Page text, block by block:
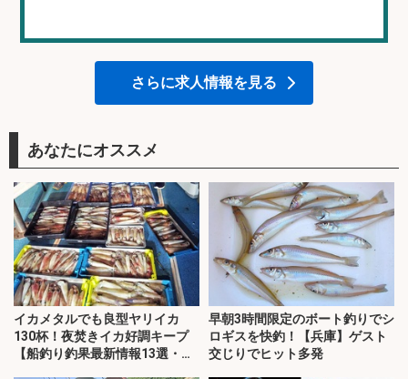
さらに求人情報を見る
あなたにオススメ
イカメタルでも良型ヤリイカ
130杯！夜焚きイカ好調キープ
【船釣り釣果最新情報13選・玄
早朝3時間限定のボート釣りでシ
ロギスを快釣！【兵庫】ゲスト
交じりでヒット多発